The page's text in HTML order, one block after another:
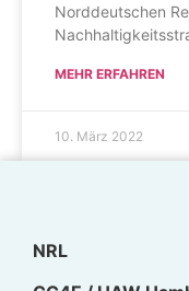
Norddeutschen
MEHR ERFAHREN
10. März 2022
NRL